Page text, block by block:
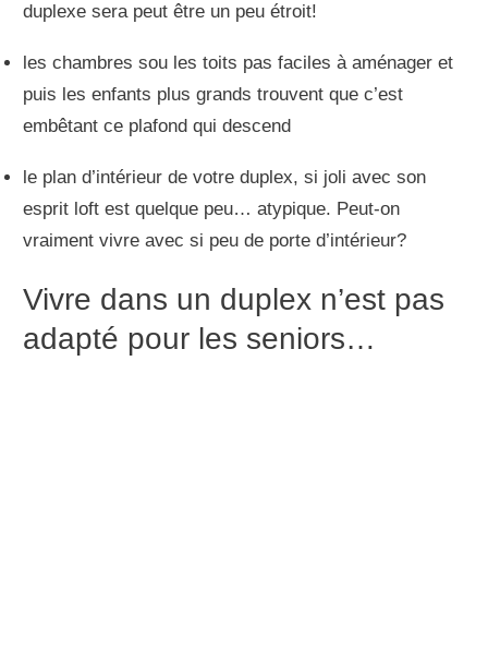
duplexe sera peut être un peu étroit!
les chambres sou les toits pas faciles à aménager et
puis les enfants plus grands trouvent que c’est
embêtant ce plafond qui descend
le plan d’intérieur de votre duplex, si joli avec son
esprit loft est quelque peu… atypique. Peut-on
vraiment vivre avec si peu de porte d’intérieur?
Vivre dans un duplex n’est pas
adapté pour les seniors…